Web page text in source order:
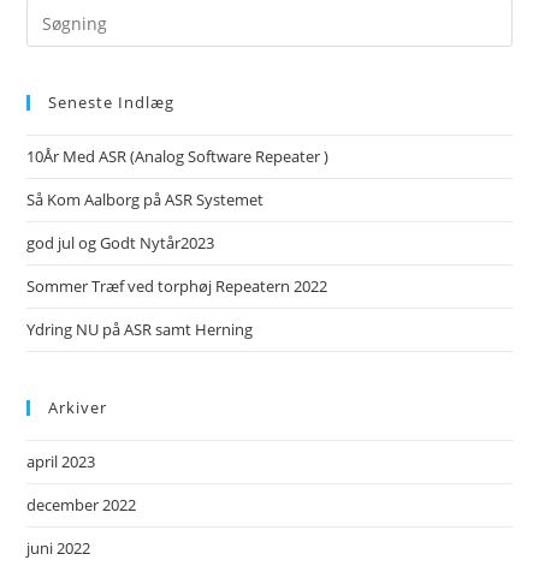
Search
this
Seneste Indlæg
10År Med ASR (Analog Software Repeater )
Så Kom Aalborg på ASR Systemet
god jul og Godt Nytår2023
Sommer Træf ved torphøj Repeatern 2022
Ydring NU på ASR samt Herning
Arkiver
april 2023
december 2022
juni 2022